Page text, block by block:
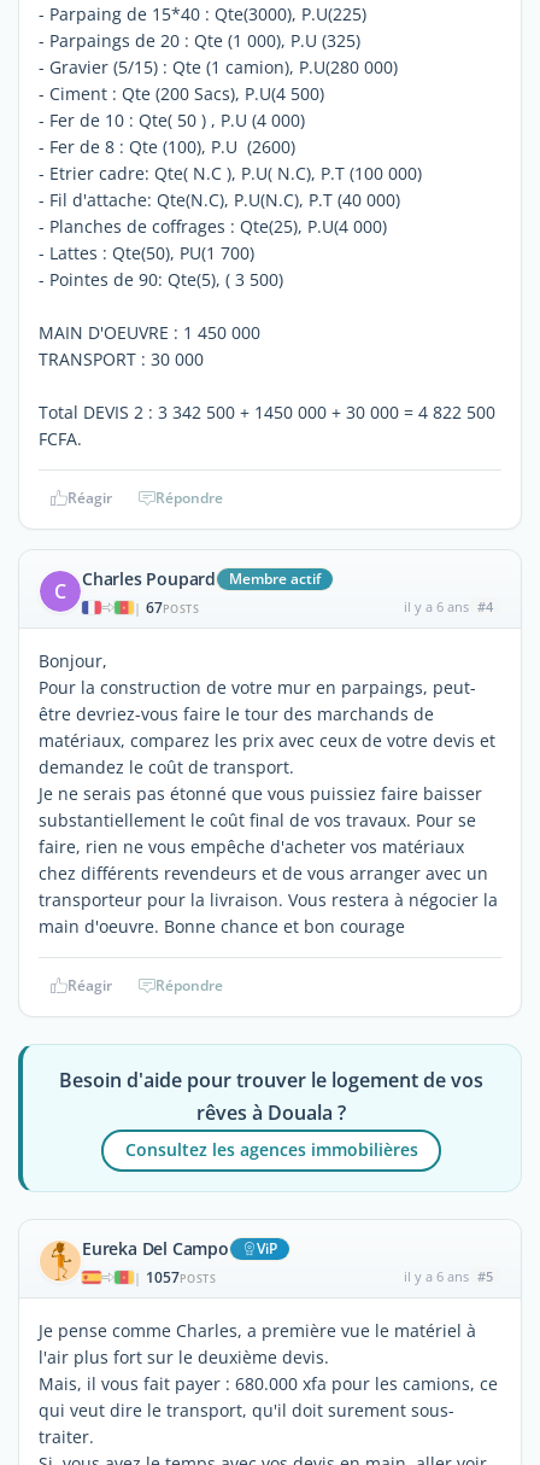
- Parpaing de 15*40 : Qte(3000), P.U(225)
- Parpaings de 20 : Qte (1 000), P.U (325)
- Gravier (5/15) : Qte (1 camion), P.U(280 000)
- Ciment : Qte (200 Sacs), P.U(4 500)
- Fer de 10 : Qte( 50 ) , P.U (4 000)
- Fer de 8 : Qte (100), P.U (2600)
- Etrier cadre: Qte( N.C ), P.U( N.C), P.T (100 000)
- Fil d'attache: Qte(N.C), P.U(N.C), P.T (40 000)
- Planches de coffrages : Qte(25), P.U(4 000)
- Lattes : Qte(50), PU(1 700)
- Pointes de 90: Qte(5), ( 3 500)
MAIN D'OEUVRE : 1 450 000
TRANSPORT : 30 000
Total DEVIS 2 : 3 342 500 + 1450 000 + 30 000 = 4 822 500
FCFA.
Réagir Répondre
C Charles Poupard Membre actif
| 67POSTS il y a 6 ans #4
Bonjour,
Pour la construction de votre mur en parpaings, peut-
être devriez-vous faire le tour des marchands de
matériaux, comparez les prix avec ceux de votre devis et
demandez le coût de transport.
Je ne serais pas étonné que vous puissiez faire baisser
substantiellement le coût final de vos travaux. Pour se
faire, rien ne vous empêche d'acheter vos matériaux
chez différents revendeurs et de vous arranger avec un
transporteur pour la livraison. Vous restera à négocier la
main d'oeuvre. Bonne chance et bon courage
Réagir Répondre
Besoin d'aide pour trouver le logement de vos
rêves à Douala ?
Consultez les agences immobilières
Eureka Del Campo ViP
| 1057POSTS il y a 6 ans #5
Je pense comme Charles, a première vue le matériel à
l'air plus fort sur le deuxième devis.
Mais, il vous fait payer : 680.000 xfa pour les camions, ce
qui veut dire le transport, qu'il doit surement sous-
traiter.